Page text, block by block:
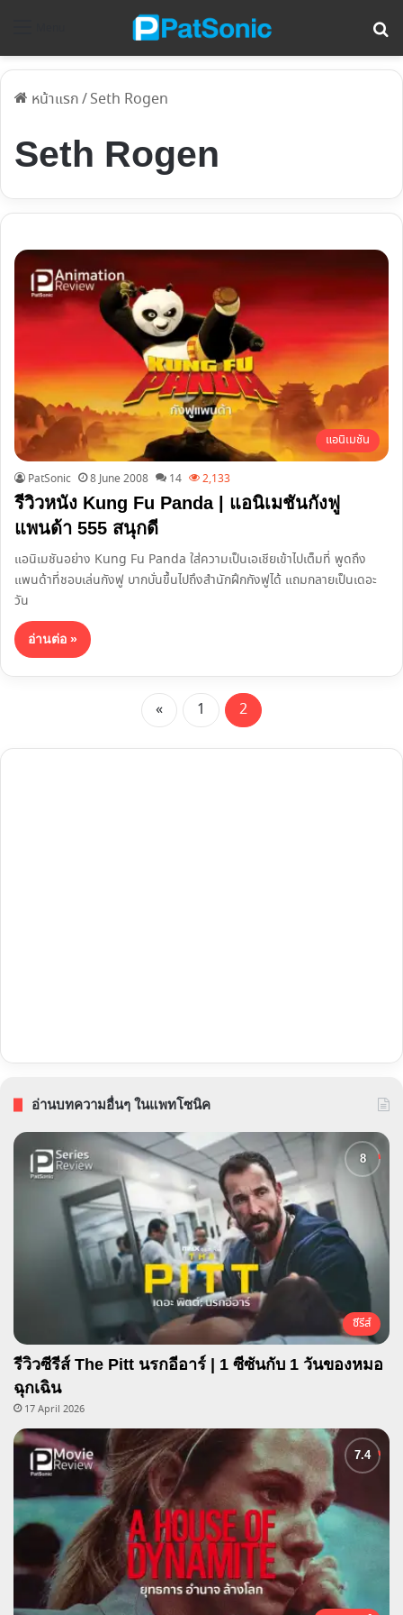
หน้าแรก/Seth Rogen
Seth Rogen
แอนิเมชัน
PatSonic 8 June 2008 14 2,133
รีวิวหนัง Kung Fu Panda | แอนิเมชันกังฟู
แพนด้า 555 สนุกดี
แอนิเมชันอย่าง Kung Fu Panda ใส่ความเป็นเอเชียเข้าไปเต็มที่ พูดถึง
แพนด้าที่ชอบเล่นกังฟู บากบั่นขึ้นไปถึงสำนักฝึกกังฟูได้ แถมกลายเป็นเดอะ
วัน
อ่านต่อ »
« 1 2
อ่านบทความอื่นๆ ในแพทโซนิค
ซีรีส์
รีวิวซีรีส์ The Pitt นรกอีอาร์ | 1 ซีซันกับ 1 วันของหมอ
ฉุกเฉิน
17 April 2026